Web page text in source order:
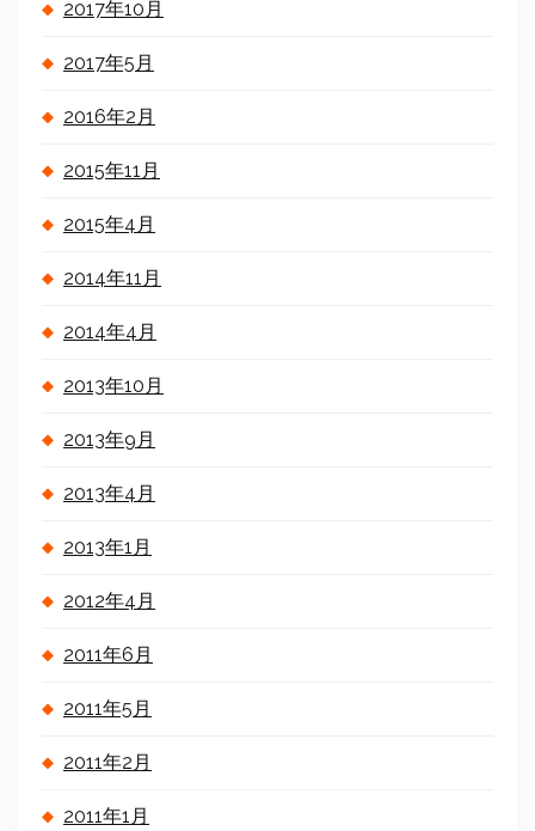
2017年10月
2017年5月
2016年2月
2015年11月
2015年4月
2014年11月
2014年4月
2013年10月
2013年9月
2013年4月
2013年1月
2012年4月
2011年6月
2011年5月
2011年2月
2011年1月